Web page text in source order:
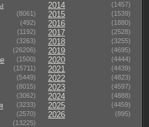
(8061)
(492)
(1192)
(3263)
(26206)
(1500)
(15711)
(5449)
(8015)
(3062)
(3233)
(2570)
(13225)
2014 (1457)
2015 (1539)
2016 (1880)
2017 (2528)
2018 (3255)
2019 (4695)
2020 (4444)
2021 (4439)
2022 (4823)
2023 (4597)
2024 (4888)
2025 (4459)
2026 (895)